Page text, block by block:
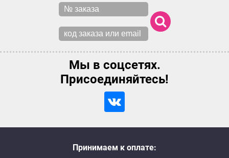
Мы в соцсетях.
Присоединяйтесь!
Принимаем к оплате: